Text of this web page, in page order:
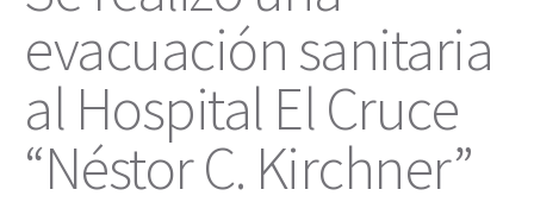
evacuación sanitaria
al Hospital El Cruce
“Néstor C. Kirchner”